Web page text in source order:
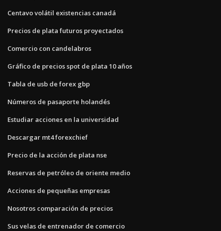
Centavo volátil existencias canadá
Precios de plata futuros proyectados
Comercio con candelabros
Gráfico de precios spot de plata 10 años
Tabla de usb de forex gbp
Números de pasaporte holandés
Estudiar acciones en la universidad
Descargar mt4 forexchief
Precio de la acción de plata nse
Reservas de petróleo de oriente medio
Acciones de pequeñas empresas
Nosotros comparación de precios
Sus velas de entrenador de comercio